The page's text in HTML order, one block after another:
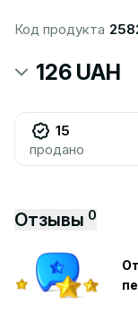
Код продукта
126 UAH
15
продано
Отзывы 0